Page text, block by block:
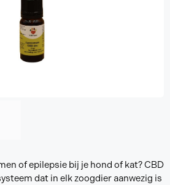
of epilepsie bij je hond of kat? CBD
dat in elk zoogdier aanwezig is